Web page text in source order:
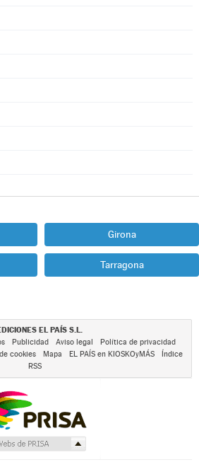
Girona
Tarragona
EL PAÍS S.L.
Publicidad Aviso legal
Política de privacidad
cookies Mapa EL PAÍS en KIOSKOyMÁS
Índice
RSS